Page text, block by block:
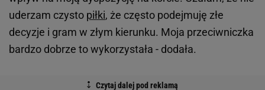
uderzam czysto piłki, że często podejmuję złe
decyzje i gram w złym kierunku. Moja przeciwniczka
bardzo dobrze to wykorzystała - dodała.